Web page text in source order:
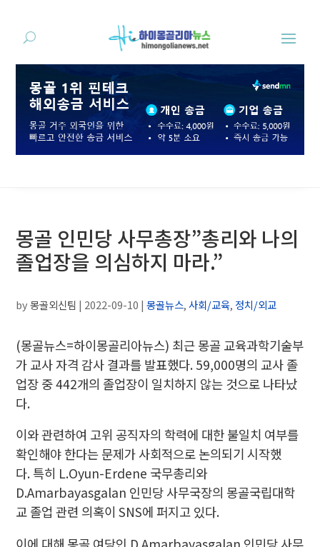
몽골 인민당 사무총장”총리와 나의
졸업장을 의심하지 마라.”
by몽골외신팀 | 2022-09-10 |몽골뉴스,사회/교육, 정치/외교
(몽골뉴스=하이몽골리아뉴스) 최근 몽골 교육과학기술부
가 교사 자격 감사 결과를 발표했다. 59,000명의 교사 졸
업장 중 442개의 졸업장이 일치하지 않는 것으로 나타났
다.
이와 관련하여 고위 공직자의 학력에 대한 불일치 여부를
확인해야 한다는 문제가 사회적으로 논의되기 시작했
다. 특히 L.Oyun-Erdene 국무총리와
D.Amarbayasgalan 인민당 사무국장의 몽골국립대학
교 졸업 관련 의혹이 SNS에 퍼지고 있다.